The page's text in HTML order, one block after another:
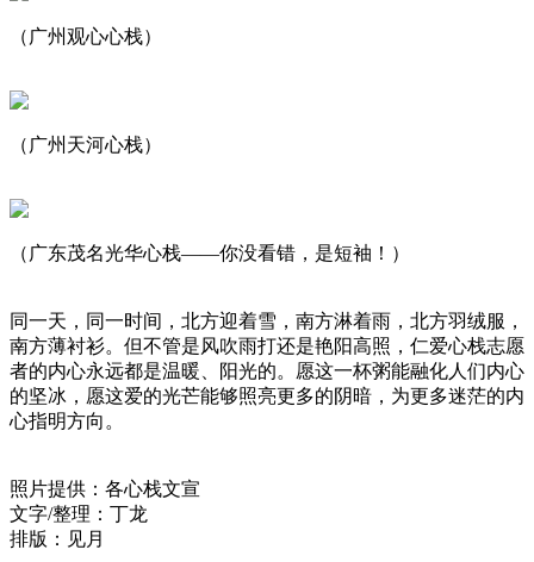
（广州观心心栈）
（广州天河心栈）
（广东茂名光华心栈——你没看错，是短袖！）
同一天，同一时间，北方迎着雪，南方淋着雨，北方羽绒服，
南方薄衬衫。但不管是风吹雨打还是艳阳高照，仁爱心栈志愿
者的内心永远都是温暖、阳光的。愿这一杯粥能融化人们内心
的坚冰，愿这爱的光芒能够照亮更多的阴暗，为更多迷茫的内
心指明方向。
照片提供：各心栈文宣
文字/整理：丁龙
排版：见月